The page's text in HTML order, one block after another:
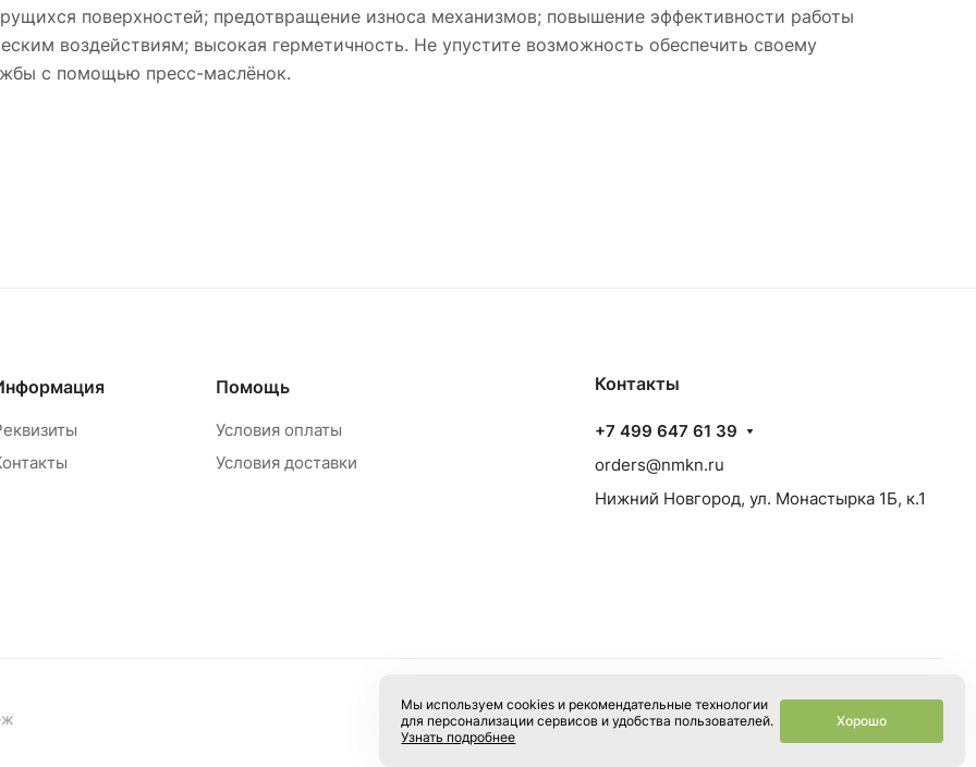
поверхностей; предотвращение износа механизмов; повышение эффективности работы
воздействиям; высокая герметичность. Не упустите возможность обеспечить своему
с помощью пресс-маслёнок.
Помощь
Условия оплаты
Условия доставки
Контакты
+7 499 647 61 39
orders@nmkn.ru
Нижний Новгород, ул. Монастырка 1Б, к.1
Конфиденциальность Оферта
Мы используем cookies и рекомендательные технологии
для персонализации сервисов и удобства пользователей.
Узнать подробнее
Хорошо